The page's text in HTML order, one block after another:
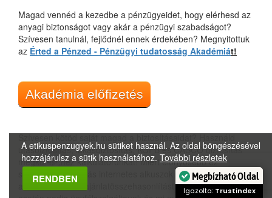
Magad vennéd a kezedbe a pénzügyeidet, hogy elérhesd az
anyagi biztonságot vagy akár a pénzügyi szabadságot?
Szívesen tanulnál, fejlődnél ennek érdekében? Megnyitottuk
az Érted a Pénzed - Pénzügyi tudatosság Akadémiát!
Akadémia előfizetés
utasbiztosítás, lakásbiztosítás, KGFB és CASCO biztosítás
megkötéséhez kalkulátorunkat! Miért előnyösebb ez
számodra, mint más internetes alkuszok felületei? Mert
azonnali, korrekt ajánlatösszehasonlítást kapsz. Probléma
A etikuspenzugyek.hu sütiket használ. Az oldal böngészésével
hozzájárulsz a sütik használatához. További részletek
RENDBEN Megbízható Oldal
Igazolta: Trustindex